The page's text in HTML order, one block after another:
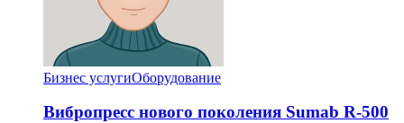
Бизнес услугиОборудование
Вибропресс нового поколения Sumab R-500